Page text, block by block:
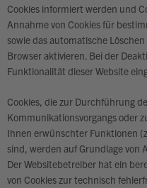
Cookies informiert werden und
Annahme von Cookies für
sowie das automatische
Browser aktivieren. Bei der
Funktionalität dieser Website
Cookies, die zur Durchführung
Kommunikationsvorgangs oder
Ihnen erwünschter Funktionen
sind, werden auf Grundlage von
Der Websitebetreiber hat ein
von Cookies zur technisch